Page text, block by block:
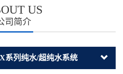
US
司简介
系列纯水/超纯水系统